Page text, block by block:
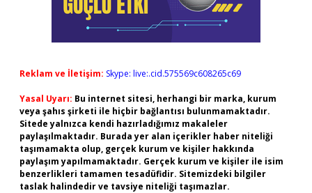
Reklam ve İletişim: Skype: live:.cid.575569c608265c69
Yasal Uyarı: Bu internet sitesi, herhangi bir marka, kurum
veya şahıs şirketi ile hiçbir bağlantısı bulunmamaktadır.
Sitede yalnızca kendi hazırladığımız makaleler
paylaşılmaktadır. Burada yer alan içerikler haber niteliği
taşımamakta olup, gerçek kurum ve kişiler hakkında
paylaşım yapılmamaktadır. Gerçek kurum ve kişiler ile isim
benzerlikleri tamamen tesadüfidir. Sitemizdeki bilgiler
taslak halindedir ve tavsiye niteliği taşımazlar.